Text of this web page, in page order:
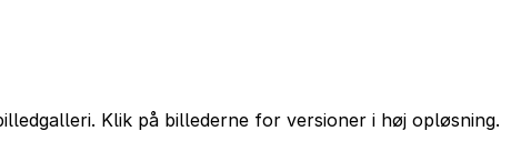
Klik på billederne for versioner i høj opløsning.